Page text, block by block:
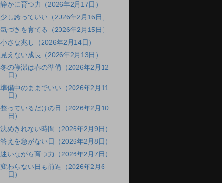
静かに育つ力（2026年2月17日）
少し誇っていい（2026年2月16日）
気づきを育てる（2026年2月15日）
小さな兆し（2026年2月14日）
見えない成長（2026年2月13日）
冬の停滞は春の準備（2026年2月12
日）
準備中のままでいい（2026年2月11
日）
整っているだけの日（2026年2月10
日）
決めきれない時間（2026年2月9日）
答えを急がない日（2026年2月8日）
迷いながら育つ力（2026年2月7日）
変わらない日も前進（2026年2月6
日）